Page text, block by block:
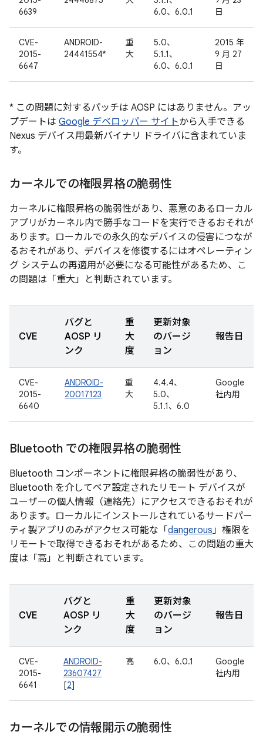
6639
6.0、6.0.1
日
CVE-
2015-
6647
ANDROID-
24441554*
重
大
5.0、
5.1.1、
6.0、6.0.1
2015 年
9 月 27
日
* この問題に対するパッチは AOSP にはありません。アッ
プデートは Google デベロッパー サイトから入手できる
Nexus デバイス用最新バイナリ ドライバに含まれていま
す。
カーネルでの権限昇格の脆弱性
カーネルに権限昇格の脆弱性があり、悪意のあるローカル
アプリがカーネル内で勝手なコードを実行できるおそれが
あります。ローカルでの永久的なデバイスの侵害につなが
るおそれがあり、デバイスを修復するにはオペレーティン
グ システムの再適用が必要になる可能性があるため、こ
の問題は「重大」と判断されています。
CVE
バグと
AOSP リ
ンク
重
大
度
更新対象
のバージ
ョン
報告日
CVE-
2015-
6640
ANDROID-
20017123
重
大
4.4.4、
5.0、
5.1.1、6.0
Google
社内用
Bluetooth での権限昇格の脆弱性
Bluetooth コンポーネントに権限昇格の脆弱性があり、
Bluetooth を介してペア設定されたリモート デバイスが
ユーザーの個人情報（連絡先）にアクセスできるおそれが
あります。ローカルにインストールされているサードパー
ティ製アプリのみがアクセス可能な「 dangerous」権限を
リモートで取得できるおそれがあるため、この問題の重大
度は「高」と判断されています。
CVE
バグと
AOSP リ
ンク
重
大
度
更新対象
のバージ
ョン
報告日
CVE-
2015-
6641
ANDROID-
23607427
[2]
高 6.0、6.0.1
Google
社内用
カーネルでの情報開示の脆弱性